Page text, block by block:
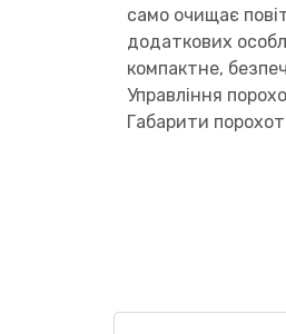
само очищає
додаткових
компактне,
Управління
Габарити